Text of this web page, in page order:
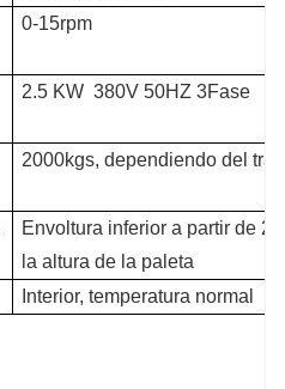
0-15rpm
2.5 KW 380V 50HZ 3Fase
2000kgs, dependiendo del
Envoltura inferior a partir de
la altura de la paleta
Interior, temperatura normal